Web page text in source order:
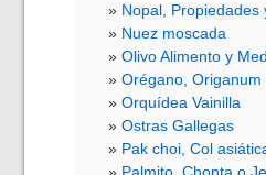
Nopal, Propiedades
Nuez moscada
Olivo Alimento y
Orégano, Origanum
Orquídea Vainilla
Ostras Gallegas
Pak choi, Col